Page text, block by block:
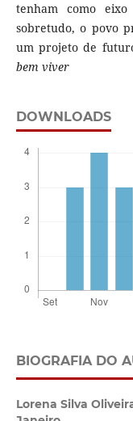
tenham como
sobretudo, o povo
um projeto de
bem viver
DOWNLOADS
BIOGRAFIA DO
Lorena Silva